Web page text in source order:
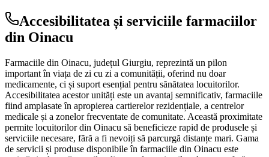
Accesibilitatea și serviciile farmaciilor
din Oinacu
Farmaciile din Oinacu, județul Giurgiu, reprezintă un pilon
important în viața de zi cu zi a comunității, oferind nu doar
medicamente, ci și suport esențial pentru sănătatea locuitorilor.
Accesibilitatea acestor unități este un avantaj semnificativ, farmaciile
fiind amplasate în apropierea cartierelor rezidențiale, a centrelor
medicale și a zonelor frecventate de comunitate. Această proximitate
permite locuitorilor din Oinacu să beneficieze rapid de produsele și
serviciile necesare, fără a fi nevoiți să parcurgă distanțe mari. Gama
de servicii și produse disponibile în farmaciile din Oinacu este